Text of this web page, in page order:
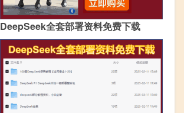
DeepSeek全套部署资料免费下载